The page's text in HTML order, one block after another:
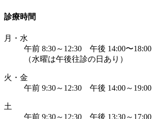
診療時間
月・水
午前 8:30～12:30 午後 14:00〜18:00
（水曜は午後往診の日あり）
火・金
午前 9:30～12:30 午後 14:00～19:00
土
午前 9:30～12:30 午後 13:30～17:00